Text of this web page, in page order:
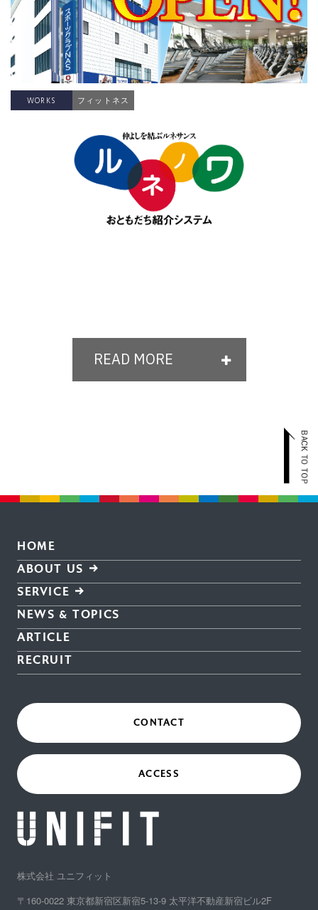
WORKS フィットネス
READ MORE
HOME
ABOUT US
SERVICE
NEWS & TOPICS
ARTICLE
RECRUIT
CONTACT
ACCESS
株式会社 ユニフィット
〒160-0022 東京都新宿区新宿5-13-9 太平洋不動産新宿ビル2F